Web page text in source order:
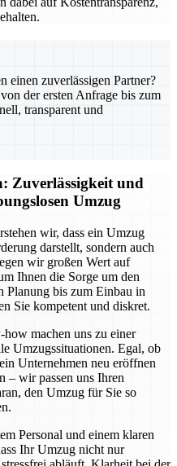
einen zuverlässigen Partner?
der ersten Anfrage bis zum
transparent und
Zuverlässigkeit und
Umzug
wir, dass ein Umzug
darstellt, sondern auch
wir großen Wert auf
Ihnen die Sorge um den
Planung bis zum Einbau in
Sie kompetent und diskret.
machen uns zu einer
Umzugssituationen. Egal, ob
Unternehmen neu eröffnen
– wir passen uns Ihren
den Umzug für Sie so
Personal und einem klaren
Ihr Umzug nicht nur